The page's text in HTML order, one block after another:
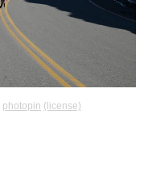
photopin (license)